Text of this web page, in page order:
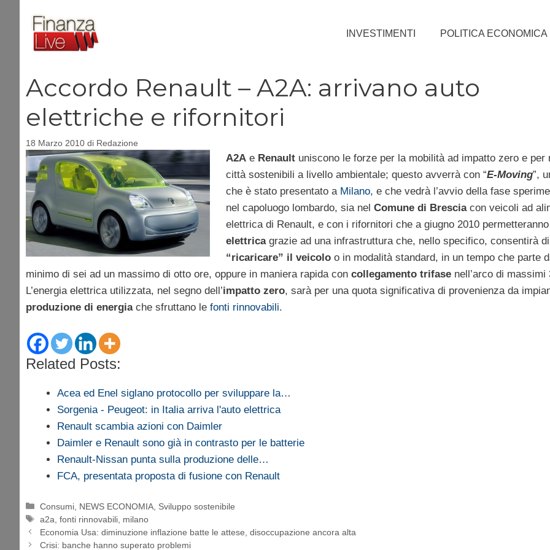
contenuto
INVESTIMENTI POLITICA ECONOMICA
Accordo Renault – A2A: arrivano auto
elettriche e rifornitori
18 Marzo 2010 di Redazione
A2Ae Renault uniscono le forze per la mobilità ad impatto zero e per
città sostenibili a livello ambientale; questo avverrà con “E-Moving”,
che è stato presentato a Milano, e che vedrà l’avvio della fase
nel capoluogo lombardo, sia nel Comune di Bresciacon veicoli ad
elettrica di Renault, e con i rifornitori che a giugno 2010
elettricagrazie ad una infrastruttura che, nello specifico, consentirà di
“ricaricare” il veicoloo in modalità standard, in un tempo che parte
minimo di sei ad un massimo di otto ore, oppure in maniera rapida con collegamento trifase nell’arco di massimi
L’energia elettrica utilizzata, nel segno dell’impatto zero, sarà per una quota significativa di provenienza da
produzione di energiache sfruttano le fonti rinnovabili.
Related Posts:
Acea ed Enel siglano protocollo per sviluppare la…
Sorgenia - Peugeot: in Italia arriva l'auto elettrica
Renault scambia azioni con Daimler
Daimler e Renault sono già in contrasto per le batterie
Renault-Nissan punta sulla produzione delle…
FCA, presentata proposta di fusione con Renault
Categorie
Consumi NEWS ECONOMIA Sviluppo sostenibile
Tag
a2a ,fonti rinnovabili milano
Economia Usa: diminuzione inflazione batte le attese, disoccupazione ancora alta
Crisi: banche hanno superato problemi